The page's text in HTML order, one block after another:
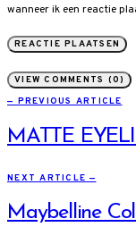
wanneer ik een reactie
VIEW COMMENTS (0)
— PREVIOUS ARTICLE
MATTE
NEXT ARTICLE —
Maybelline